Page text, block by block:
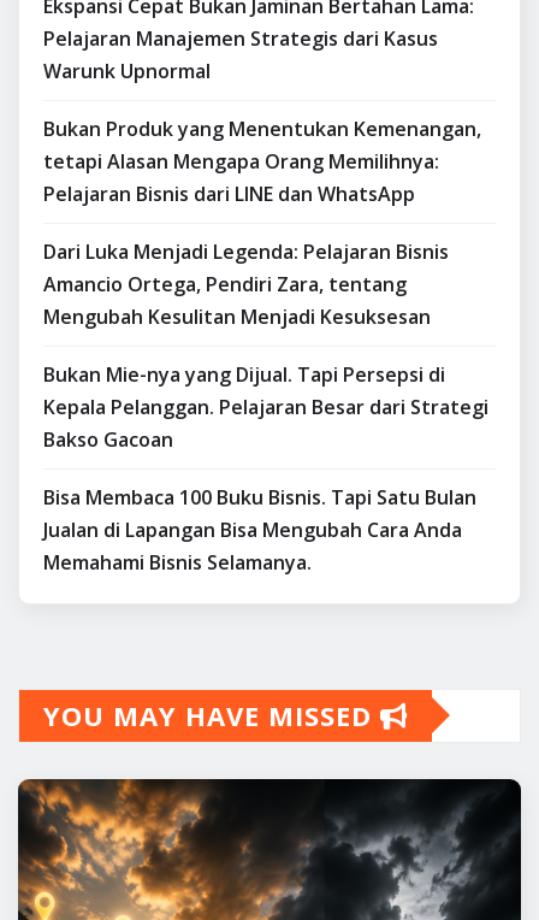
Ekspansi Cepat Bukan Jaminan Bertahan Lama:
Pelajaran Manajemen Strategis dari Kasus
Warunk Upnormal
Bukan Produk yang Menentukan Kemenangan,
tetapi Alasan Mengapa Orang Memilihnya:
Pelajaran Bisnis dari LINE dan WhatsApp
Dari Luka Menjadi Legenda: Pelajaran Bisnis
Amancio Ortega, Pendiri Zara, tentang
Mengubah Kesulitan Menjadi Kesuksesan
Bukan Mie-nya yang Dijual. Tapi Persepsi di
Kepala Pelanggan. Pelajaran Besar dari Strategi
Bakso Gacoan
Bisa Membaca 100 Buku Bisnis. Tapi Satu Bulan
Jualan di Lapangan Bisa Mengubah Cara Anda
Memahami Bisnis Selamanya.
YOU MAY HAVE MISSED